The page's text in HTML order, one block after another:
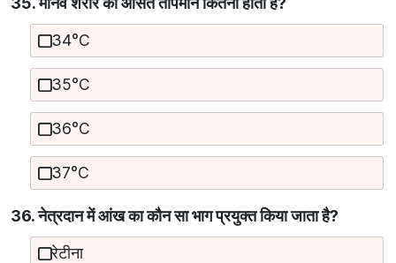
34°C
35°C
36°C
37°C
36. नेत्रदान में आंख का कौन सा भाग प्रयुक्त किया जाता है?
रेटीना